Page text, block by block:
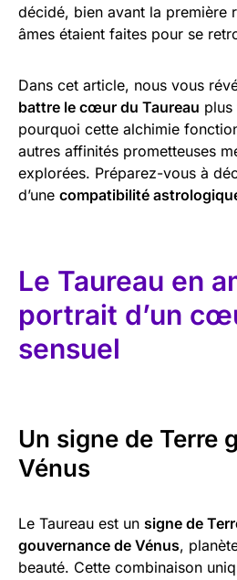
décidé, bien avant la première
âmes étaient faites pour se
Dans cet article, nous vous
battre le cœur du Taureau plus
pourquoi cette alchimie
autres affinités prometteuses
explorées. Préparez-vous à
d’une compatibilité
Le Taureau en
portrait d’un
sensuel
Un signe de Terre
Vénus
Le Taureau est un signe de
gouvernance de Vénus,
beauté. Cette combinaison